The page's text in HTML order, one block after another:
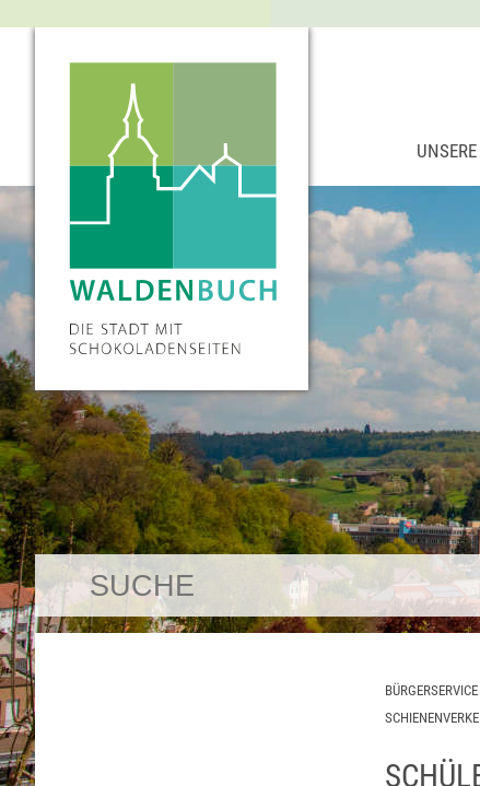
BÜRGERSERVICE